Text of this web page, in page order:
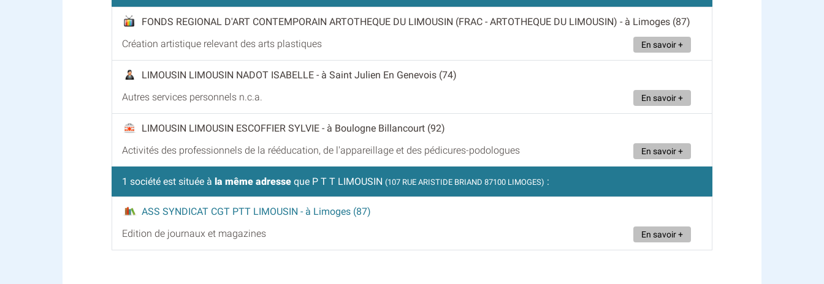
FONDS REGIONAL D'ART CONTEMPORAIN ARTOTHEQUE DU LIMOUSIN (FRAC - ARTOTHEQUE DU LIMOUSIN) - à Limoges (87)
Création artistique relevant des arts plastiques
En savoir +
LIMOUSIN LIMOUSIN NADOT ISABELLE - à Saint Julien En Genevois (74)
Autres services personnels n.c.a.
En savoir +
LIMOUSIN LIMOUSIN ESCOFFIER SYLVIE - à Boulogne Billancourt (92)
Activités des professionnels de la rééducation, de l'appareillage et des pédicures-podologues
En savoir +
1 société est située à la même adresse que P T T LIMOUSIN (107 RUE ARISTIDE BRIAND 87100 LIMOGES) :
ASS SYNDICAT CGT PTT LIMOUSIN - à Limoges (87)
Edition de journaux et magazines
En savoir +